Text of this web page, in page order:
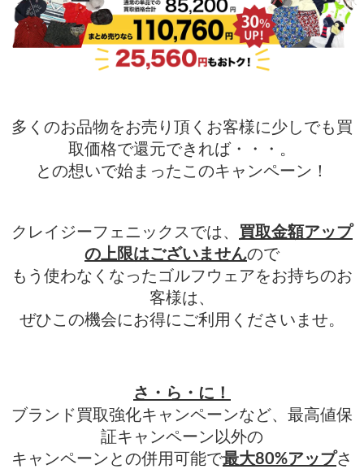
多くのお品物をお売り頂くお客様に少しでも買
取価格で還元できれば・・・。
との想いで始まったこのキャンペーン！
クレイジーフェニックスでは、 買取金額アップ
の上限はございませんので
もう使わなくなったゴルフウェアをお持ちのお
客様は、
ぜひこの機会にお得にご利用くださいませ。
さ・ら・に！
ブランド買取強化キャンペーンなど、最高値保
証キャンペーン以外の
キャンペーンとの併用可能で最大80%アップさ